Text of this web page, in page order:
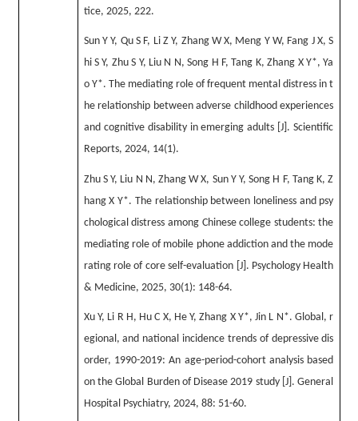
tice, 2025, 222.
Sun Y Y, Qu S F, Li Z Y, Zhang W X, Meng Y W, Fang J X, S
hi S Y, Zhu S Y, Liu N N, Song H F, Tang K, Zhang X Y*, Ya
o Y*. The mediating role of frequent mental distress in t
he relationship between adverse childhood experiences
and cognitive disability in emerging adults [J]. Scientific
Reports, 2024, 14(1).
Zhu S Y, Liu N N, Zhang W X, Sun Y Y, Song H F, Tang K, Z
hang X Y*. The relationship between loneliness and psy
chological distress among Chinese college students: the
mediating role of mobile phone addiction and the mode
rating role of core self-evaluation [J]. Psychology Health
& Medicine, 2025, 30(1): 148-64.
Xu Y, Li R H, Hu C X, He Y, Zhang X Y*, Jin L N*. Global, r
egional, and national incidence trends of depressive dis
order, 1990-2019: An age-period-cohort analysis based
on the Global Burden of Disease 2019 study [J]. General
Hospital Psychiatry, 2024, 88: 51-60.